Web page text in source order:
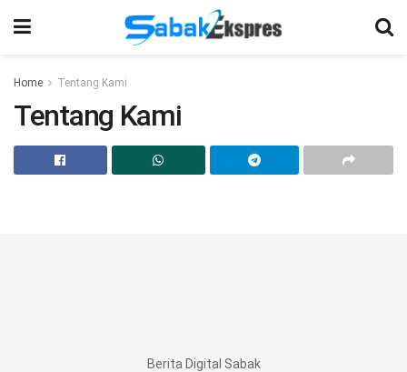
Home Tentang Kami
Tentang Kami
Berita Digital Sabak